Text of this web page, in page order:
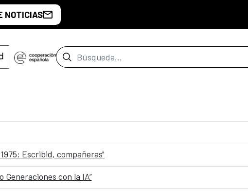
NOTICIAS
Barra de búsqueda
Escribid, compañeras"
Generaciones con la IA”